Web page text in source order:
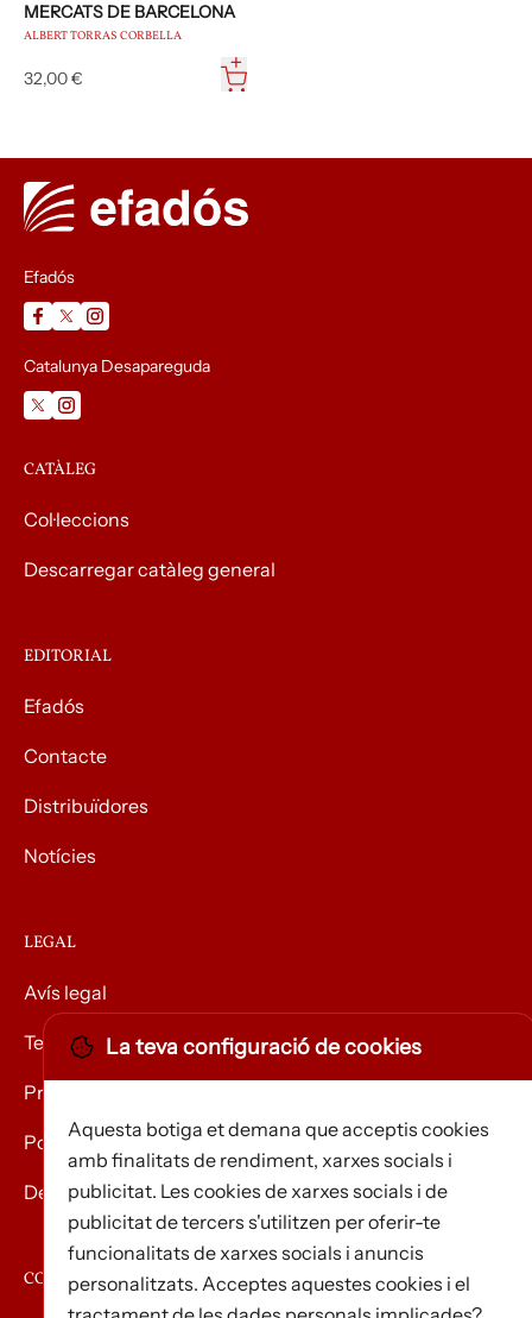
MERCATS DE BARCELONA
ALBERT TORRAS CORBELLA
32,00 €
Efadós
Catalunya Desapareguda
CATÀLEG
Col·leccions
Descarregar catàleg general
EDITORIAL
Efadós
Contacte
Distribuïdores
Notícies
LEGAL
Avís legal
Termes i condicions
Privacitat
Política de Cookies
Devolució de mercaderies
CONTACTE
La teva configuració de cookies
Aquesta botiga et demana que acceptis cookies
amb finalitats de rendiment, xarxes socials i
publicitat. Les cookies de xarxes socials i de
publicitat de tercers s'utilitzen per oferir-te
funcionalitats de xarxes socials i anuncis
personalitzats. Acceptes aquestes cookies i el